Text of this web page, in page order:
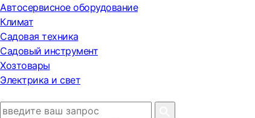
Автосервисное оборудование
Климат
Садовая техника
Садовый инструмент
Хозтовары
Электрика и свет